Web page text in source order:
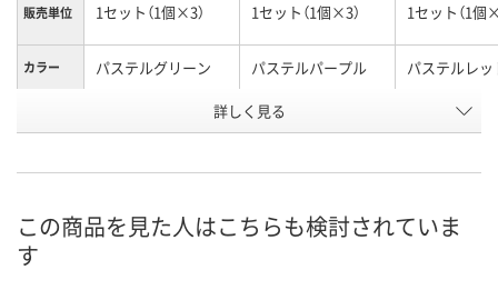
販売単位 1セット（1個×3） 1セット（1個×3） 1セット（1個
カラー パステルグリーン パステルパープル パステルレッ
AHN8750 AHN9961
8月21日（金）
詳しく見る
この商品を見た人はこちらも検討されていま
す